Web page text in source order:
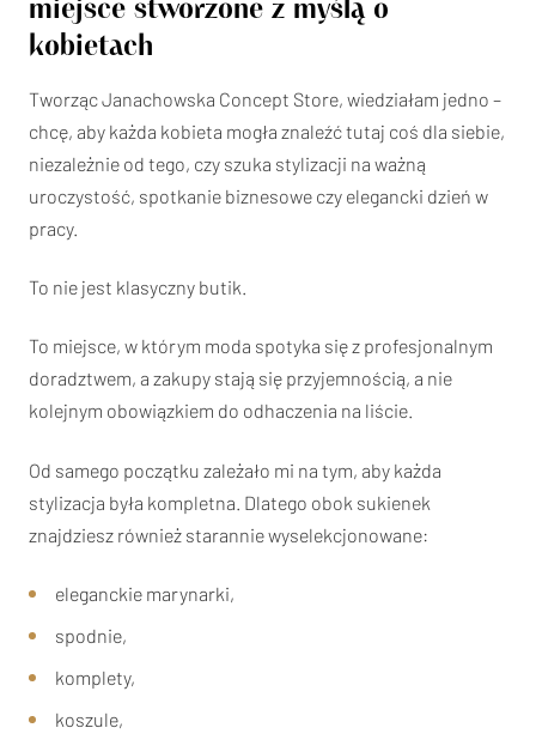
miejsce stworzone z myślą o
kobietach
Tworząc Janachowska Concept Store, wiedziałam jedno –
chcę, aby każda kobieta mogła znaleźć tutaj coś dla siebie,
niezależnie od tego, czy szuka stylizacji na ważną
uroczystość, spotkanie biznesowe czy elegancki dzień w
pracy.
To nie jest klasyczny butik.
To miejsce, w którym moda spotyka się z profesjonalnym
doradztwem, a zakupy stają się przyjemnością, a nie
kolejnym obowiązkiem do odhaczenia na liście.
Od samego początku zależało mi na tym, aby każda
stylizacja była kompletna. Dlatego obok sukienek
znajdziesz również starannie wyselekcjonowane:
eleganckie marynarki,
spodnie,
komplety,
koszule,